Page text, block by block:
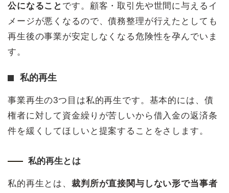
公になること です。顧客・取引先や世間に与えるイ
メージが悪くなるので、債務整理が行えたとしても
再生後の事業が安定しなくなる危険性を孕んでいま
す。
私的再生
事業再生の3つ目は私的再生です。基本的には、債
権者に対して資金繰りが苦しいから借入金の返済条
件を緩くしてほしいと提案することをさします。
私的再生とは
私的再生とは、 裁判所が直接関与しない形で当事者